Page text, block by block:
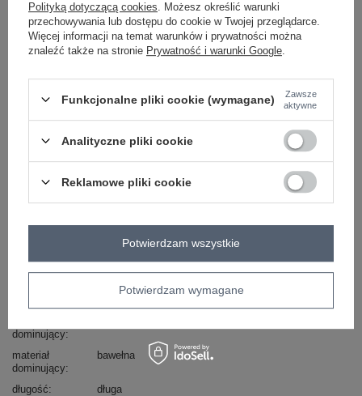
Masz pytanie? Chętnie pomożemy.
Zadzwoń+48 601 547 740 Zadaj pytanie
komplet zawiera: spodnie, marynarkę
dodatki: pasek materiałowy, kieszenie, klapy, gumka
skład materiału: 65% bawełna, 30% poliester, 5%
sposób prania: pranie w pralce w 30°
LAKERTA
wizytowe
dominujący
materiał
dominujący
bawełna
długość
długa
Polityką dotyczącą cookies . Możesz określić warunki
przechowywania lub dostępu do cookie w Twojej przeglądarce.
Więcej informacji na temat warunków i prywatności można
znaleźć także na stronie Prywatność i warunki Google
Funkcjonalne pliki cookie (wymagane)
Zawsze
aktywne
Analityczne pliki cookie
Reklamowe pliki cookie
Potwierdzam wymagane
Potwierdzam wszystkie